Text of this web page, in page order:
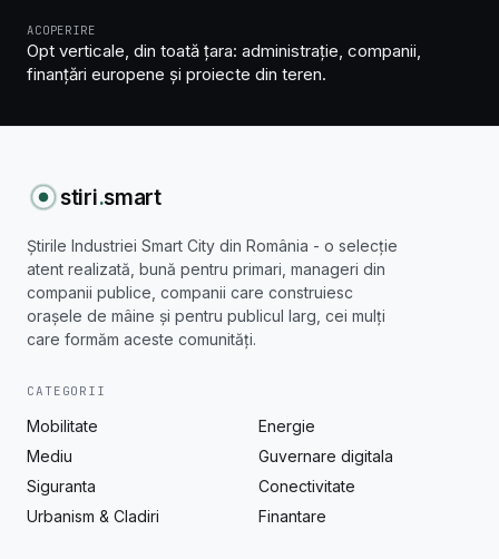
ACOPERIRE
Opt verticale, din toată țara: administrație, companii,
finanțări europene și proiecte din teren.
stiri.smart
Știrile Industriei Smart City din România - o selecție
atent realizată, bună pentru primari, manageri din
companii publice, companii care construiesc
orașele de mâine și pentru publicul larg, cei mulți
care formăm aceste comunități.
CATEGORII
Mobilitate
Energie
Mediu
Guvernare digitala
Siguranta
Conectivitate
Urbanism & Cladiri
Finantare